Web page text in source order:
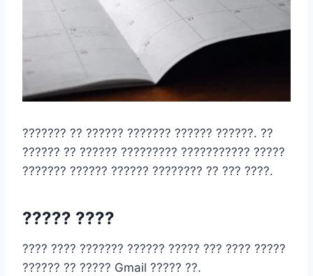
??????? ?? ?????? ??????? ?????? ??????. ??
?????? ?? ?????? ????????? ??????????? ?????
??????? ?????? ?????? ???????? ?? ??? ????.
????? ????
???? ???? ??????? ?????? ????? ??? ???? ?????
?????? ?? ????? Gmail ????? ??.